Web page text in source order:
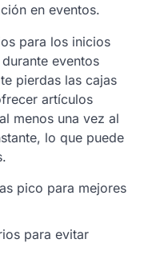
en eventos.
para los inicios
eventos
pierdas las cajas
artículos
menos una vez al
lo que puede
pico para mejores
para evitar